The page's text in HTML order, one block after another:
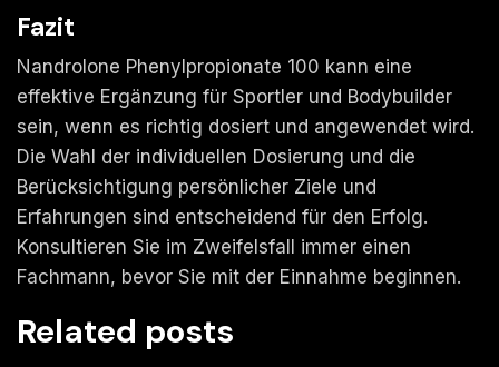
Fazit
Nandrolone Phenylpropionate 100 kann eine
effektive Ergänzung für Sportler und Bodybuilder
sein, wenn es richtig dosiert und angewendet wird.
Die Wahl der individuellen Dosierung und die
Berücksichtigung persönlicher Ziele und
Erfahrungen sind entscheidend für den Erfolg.
Konsultieren Sie im Zweifelsfall immer einen
Fachmann, bevor Sie mit der Einnahme beginnen.
Related posts